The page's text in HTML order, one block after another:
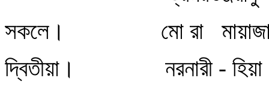
সকলে। মো রা মায়াজাল
দ্বিতীয়া। নরনারী - হিয়া মো